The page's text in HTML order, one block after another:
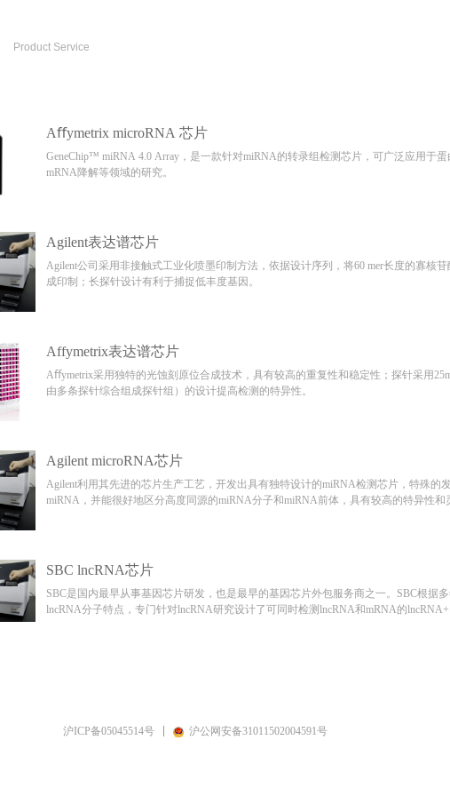
Aﬀymetrix microRNA 芯片
GeneChip™ miRNA 4.0 Array，是一款针对miRNA的转录组检测芯片，可广泛应用于
mRNA降解等领域的研究。
Agilent表达谱芯片
Agilent公司采用非接触式工业化喷墨印制方法，依据设计序列，将60 mer长度的寡核
成印制；长探针设计有利于捕捉低丰度基因。
Affymetrix表达谱芯片
Aﬀymetrix采用独特的光蚀刻原位合成技术，具有较高的重复性和稳定性；探针采用
由多条探针综合组成探针组）的设计提高检测的特异性。
Agilent microRNA芯片
Agilent利用其先进的芯片生产工艺，开发出具有独特设计的miRNA检测芯片，特殊的
miRNA，并能很好地区分高度同源的miRNA分子和miRNA前体，具有较高的特异性和
SBC lncRNA芯片
SBC是国内最早从事基因芯片研发，也是最早的基因芯片外包服务商之一。SBC根据
lncRNA分子特点，专门针对lncRNA研究设计了可同时检测lncRNA和mRNA的
Product Service
沪ICP备05045514号 沪公网安备31011502004591号